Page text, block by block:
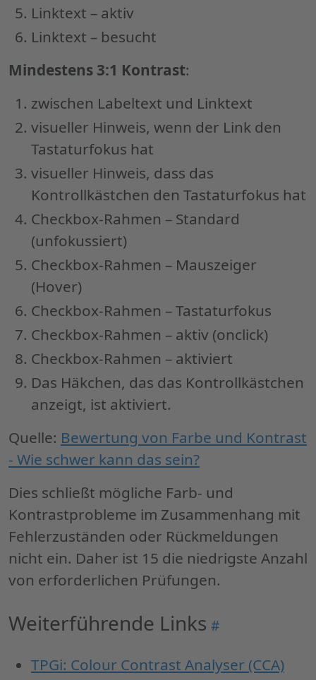
Linktext – aktiv
Linktext – besucht
Mindestens 3:1 Kontrast:
zwischen Labeltext und Linktext
visueller Hinweis, wenn der Link den
Tastaturfokus hat
visueller Hinweis, dass das
Kontrollkästchen den Tastaturfokus hat
Checkbox-Rahmen – Standard
(unfokussiert)
Checkbox-Rahmen – Mauszeiger
(Hover)
Checkbox-Rahmen – Tastaturfokus
Checkbox-Rahmen – aktiv (onclick)
Checkbox-Rahmen – aktiviert
Das Häkchen, das das Kontrollkästchen
anzeigt, ist aktiviert.
Quelle: Bewertung von Farbe und Kontrast
- Wie schwer kann das sein?
Dies schließt mögliche Farb- und
Kontrastprobleme im Zusammenhang mit
Fehlerzuständen oder Rückmeldungen
nicht ein. Daher ist 15 die niedrigste Anzahl
von erforderlichen Prüfungen.
Weiterführende Links Permalink
Links"
#
TPGi: Colour Contrast Analyser (CCA)